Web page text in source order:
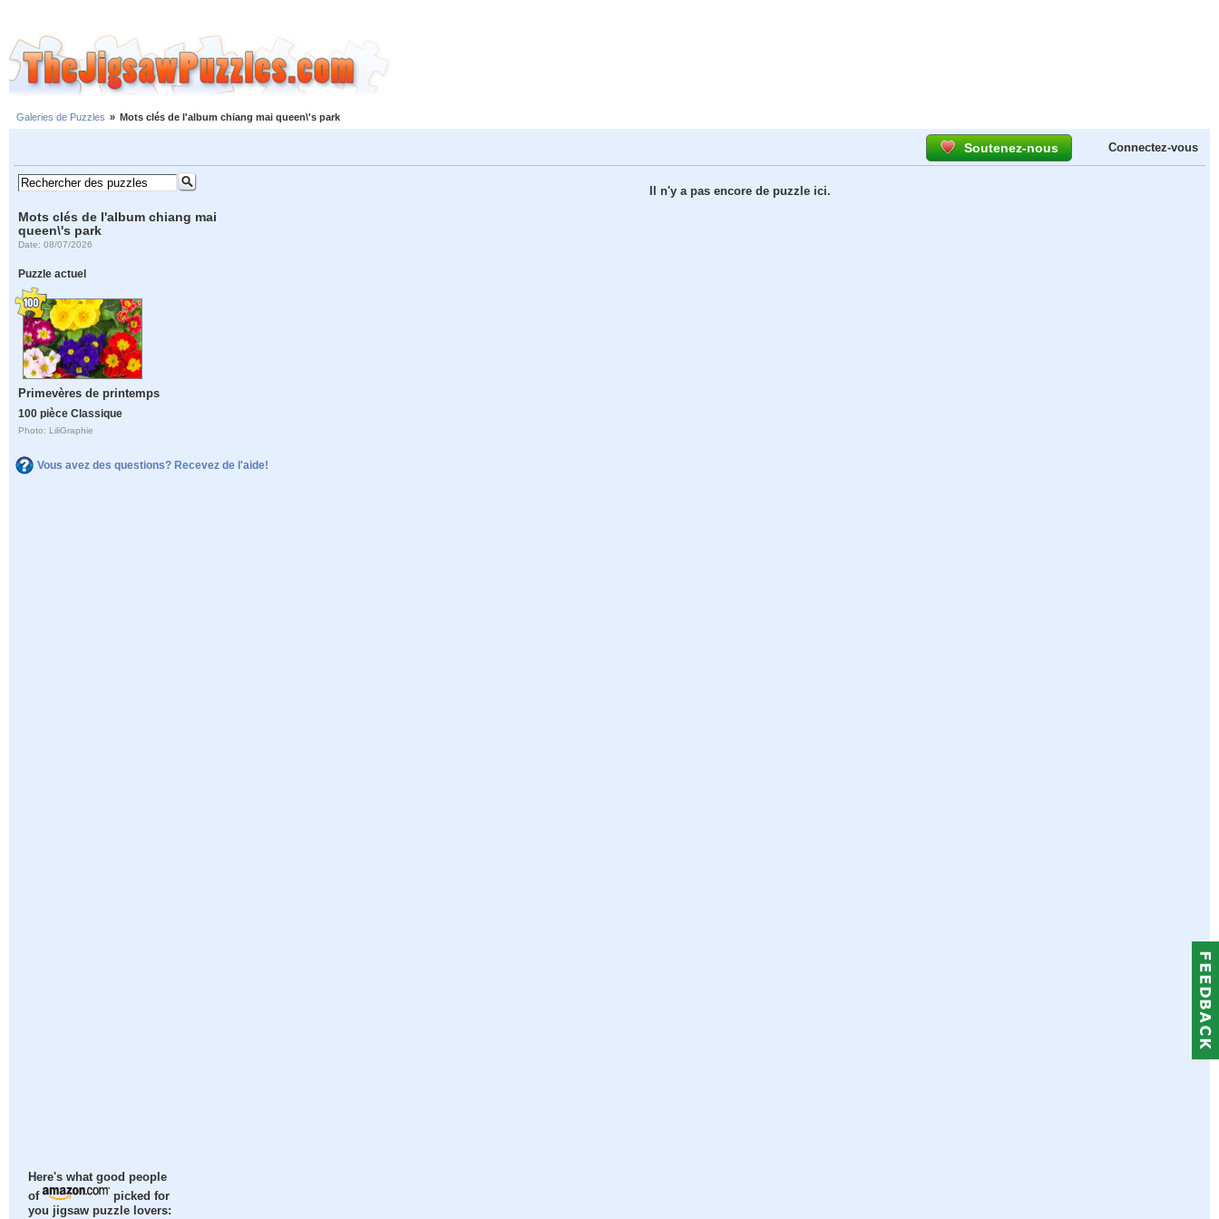
Galeries de Puzzles » Mots clés de l'album chiang mai queen\'s park
Soutenez-nous Connectez-vous
Mots clés de l'album chiang mai
queen\'s park
Date: 08/07/2026
Puzzle actuel
Primevères de printemps
100 pièce Classique
Photo: LiliGraphie
Vous avez des questions? Recevez de l'aide!
Here's what good people
of
picked for
you jigsaw puzzle lovers:
Il n'y a pas encore de puzzle ici.